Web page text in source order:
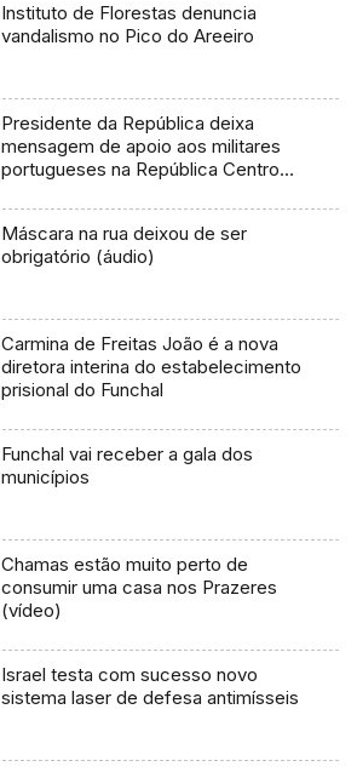
Instituto de Florestas denuncia
vandalismo no Pico do Areeiro
Presidente da República deixa
mensagem de apoio aos militares
portugueses na República Centro-
Máscara na rua deixou de ser
obrigatório (áudio)
Carmina de Freitas João é a nova
diretora interina do estabelecimento
prisional do Funchal
Funchal vai receber a gala dos
municípios
Chamas estão muito perto de
consumir uma casa nos Prazeres
(vídeo)
Israel testa com sucesso novo
sistema laser de defesa antimísseis